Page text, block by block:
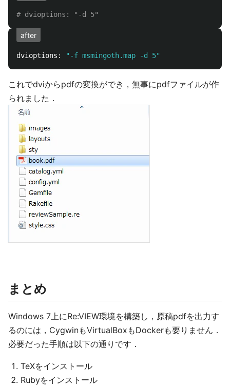
# dvioptions: "-d 5"
after
dvioptions: "-f msmingoth.map -d 5"
これでdviからpdfの変換ができ，無事にpdfファイルが作
られました．
まとめ
Windows 7上にRe:VIEW環境を構築し，原稿pdfを出力す
るのには，CygwinもVirtualBoxもDockerも要りません．
必要だった手順は以下の通りです．
TeXをインストール
Rubyをインストール